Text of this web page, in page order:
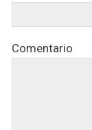
Comentario